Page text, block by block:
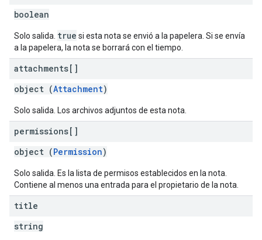
boolean
Solo salida. true si esta nota se envió a la papelera. Si se envía
a la papelera, la nota se borrará con el tiempo.
attachments[]
object (Attachment)
Solo salida. Los archivos adjuntos de esta nota.
permissions[]
object (Permission)
Solo salida. Es la lista de permisos establecidos en la nota.
Contiene al menos una entrada para el propietario de la nota.
title
string